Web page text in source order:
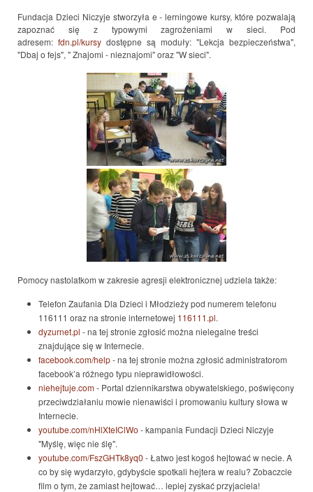
Fundacja Dzieci Niczyje stworzyła e - lerningowe kursy, które pozwalają
zapoznać się z typowymi zagrożeniami w sieci. Pod
adresem: fdn.pl/kursy dostępne są moduły: "Lekcja bezpieczeństwa",
"Dbaj o fejs", " Znajomi - nieznajomi" oraz "W sieci".
Pomocy nastolatkom w zakresie agresji elektronicznej udziela także:
Telefon Zaufania Dla Dzieci i Młodzieży pod numerem telefonu
116111 oraz na stronie internetowej 116111.pl.
dyzurnet.pl - na tej stronie zgłosić można nielegalne treści
znajdujące się w Internecie.
facebook.com/help- na tej stronie można zgłosić administratorom
facebook’a różnego typu nieprawidłowości.
niehejtuje.com- Portal dziennikarstwa obywatelskiego, poświęcony
przeciwdziałaniu mowie nienawiści i promowaniu kultury słowa w
Internecie.
youtube.com/nHlXteIClWo - kampania Fundacji Dzieci Niczyje
"Myślę, więc nie ślę".
youtube.com/FszGHTk8yq0 - Łatwo jest kogoś hejtować w necie. A
co by się wydarzyło, gdybyście spotkali hejtera w realu? Zobaczcie
film o tym, że zamiast hejtować… lepiej zyskać przyjaciela!